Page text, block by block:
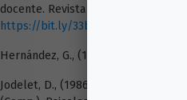
docente. Revista Electrónica de
https://bit.ly/33bHw7r
Hernández, G., (1999). Paradigmas
Jodelet, D., (1986).La